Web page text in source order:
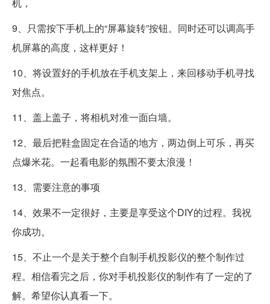
机，
9、只需按下手机上的“屏幕旋转”按钮。同时还可以调高手
机屏幕的高度，这样更好！
10、将设置好的手机放在手机支架上，来回移动手机寻找
对焦点。
11、盖上盖子，将相机对准一面白墙。
12、最后把鞋盒固定在合适的地方，两边倒上可乐，再买
点爆米花。一起看电影的氛围不要太浪漫！
13、需要注意的事项
14、效果不一定很好，主要是享受这个DIY的过程。我祝
你成功。
15、不止一个是关于整个自制手机投影仪的整个制作过
程。相信看完之后，你对手机投影仪的制作有了一定的了
解。希望你认真看一下。